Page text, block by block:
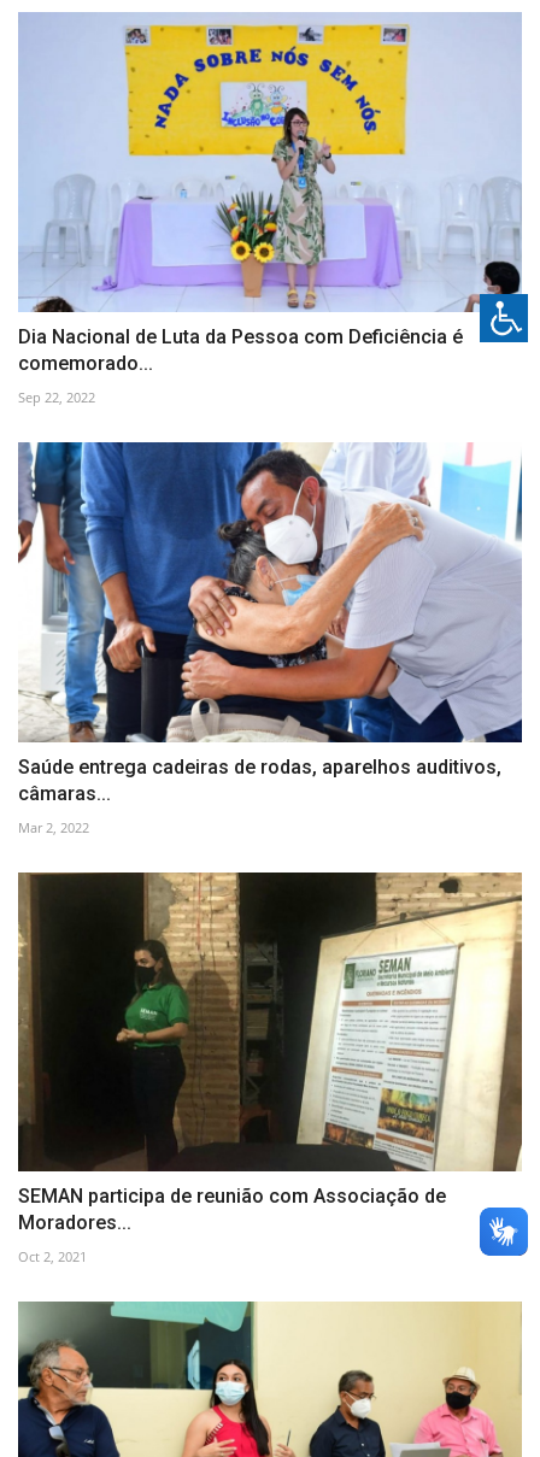
Dia Nacional de Luta da Pessoa com Deficiência é
comemorado...
Sep 22, 2022
Saúde entrega cadeiras de rodas, aparelhos auditivos,
câmaras...
Mar 2, 2022
SEMAN participa de reunião com Associação de
Moradores...
Oct 2, 2021